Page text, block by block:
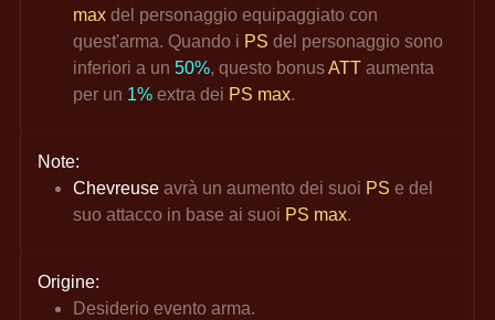
max del personaggio equipaggiato con
quest'arma. Quando i PS del personaggio sono
inferiori a un 50%, questo bonus ATT aumenta
per un 1% extra dei PS max.
Note:
Chevreuse avrà un aumento dei suoi PS e del
suo attacco in base ai suoi PS max.
Origine:
Desiderio evento arma.